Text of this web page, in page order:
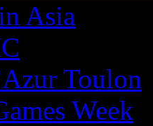
Asia
Toulon
Week